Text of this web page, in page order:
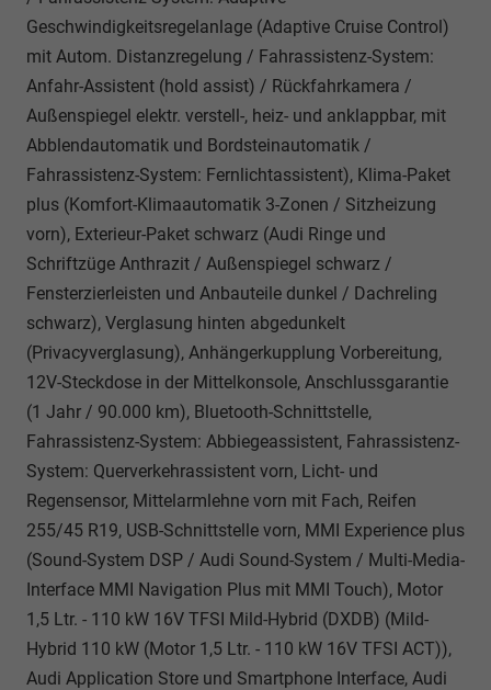
Geschwindigkeitsregelanlage (Adaptive Cruise Control)
mit Autom. Distanzregelung / Fahrassistenz-System:
Anfahr-Assistent (hold assist) / Rückfahrkamera /
Außenspiegel elektr. verstell-, heiz- und anklappbar, mit
Abblendautomatik und Bordsteinautomatik /
Fahrassistenz-System: Fernlichtassistent), Klima-Paket
plus (Komfort-Klimaautomatik 3-Zonen / Sitzheizung
vorn), Exterieur-Paket schwarz (Audi Ringe und
Schriftzüge Anthrazit / Außenspiegel schwarz /
Fensterzierleisten und Anbauteile dunkel / Dachreling
schwarz), Verglasung hinten abgedunkelt
(Privacyverglasung), Anhängerkupplung Vorbereitung,
12V-Steckdose in der Mittelkonsole, Anschlussgarantie
(1 Jahr / 90.000 km), Bluetooth-Schnittstelle,
Fahrassistenz-System: Abbiegeassistent, Fahrassistenz-
System: Querverkehrassistent vorn, Licht- und
Regensensor, Mittelarmlehne vorn mit Fach, Reifen
255/45 R19, USB-Schnittstelle vorn, MMI Experience plus
(Sound-System DSP / Audi Sound-System / Multi-Media-
Interface MMI Navigation Plus mit MMI Touch), Motor
1,5 Ltr. - 110 kW 16V TFSI Mild-Hybrid (DXDB) (Mild-
Hybrid 110 kW (Motor 1,5 Ltr. - 110 kW 16V TFSI ACT)),
Audi Application Store und Smartphone Interface, Audi